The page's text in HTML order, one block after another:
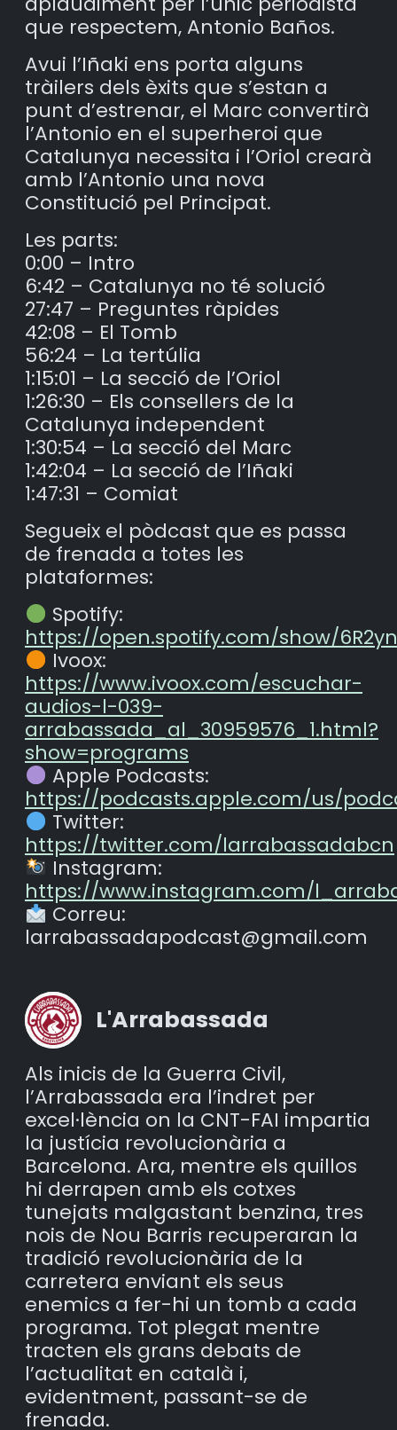
que respectem, Antonio Baños.
Avui l’Iñaki ens porta alguns
tràilers dels èxits que s’estan a
punt d’estrenar, el Marc convertirà
l’Antonio en el superheroi que
Catalunya necessita i l’Oriol crearà
amb l’Antonio una nova
Constitució pel Principat.
Les parts:
0:00 – Intro
6:42 – Catalunya no té solució
27:47 – Preguntes ràpides
42:08 – El Tomb
56:24 – La tertúlia
1:15:01 – La secció de l’Oriol
1:26:30 – Els consellers de la
Catalunya independent
1:30:54 – La secció del Marc
1:42:04 – La secció de l’Iñaki
1:47:31 – Comiat
Segueix el pòdcast que es passa
de frenada a totes les
plataformes:
Spotify:
https://open.spotify.com/show/
Ivoox:
https://www.ivoox.com/escuchar-
audios-l-039-
arrabassada_al_30959576_1.html?
show=programs
Apple Podcasts:
https://podcasts.apple.com/us/
Twitter:
https://twitter.com/larrabassadabcn
Instagram:
https://www.instagram.com/
Correu:
larrabassadapodcast@gmail.com
L'Arrabassada
Als inicis de la Guerra Civil,
l’Arrabassada era l’indret per
excel·lència on la CNT-FAI impartia
la justícia revolucionària a
Barcelona. Ara, mentre els quillos
hi derrapen amb els cotxes
tunejats malgastant benzina, tres
nois de Nou Barris recuperaran la
tradició revolucionària de la
carretera enviant els seus
enemics a fer-hi un tomb a cada
programa. Tot plegat mentre
tracten els grans debats de
l’actualitat en català i,
evidentment, passant-se de
frenada.